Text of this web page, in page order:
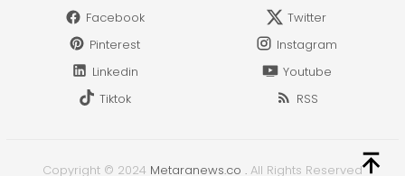
Facebook
Twitter
Pinterest
Instagram
Linkedin
Youtube
Tiktok
RSS
Copyright © 2024 Metaranews.co . All Rights Reserved